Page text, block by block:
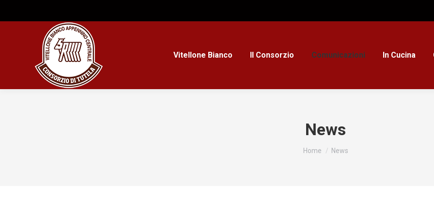
Vitellone Bianco Il Consorzio Comunicazioni In Cucina
News
Tu sei qui:
Home News